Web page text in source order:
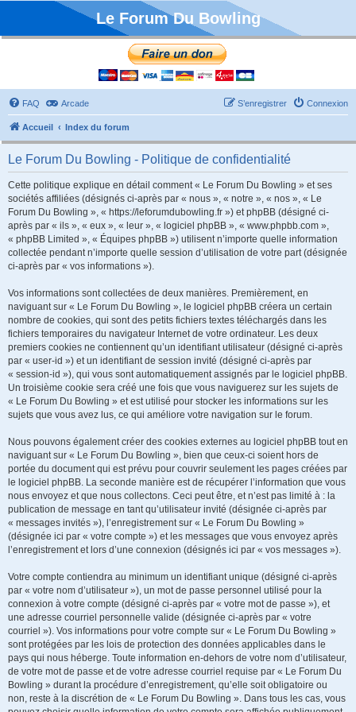
Le Forum Du Bowling
FAQ Arcade Connexion
S’enregistrer
Accueil Index du forum
Le Forum Du Bowling - Politique de confidentialité
Cette politique explique en détail comment « Le Forum Du Bowling » et ses
sociétés affiliées (désignés ci-après par « nous », « notre », « nos », « Le
Forum Du Bowling », « https://leforumdubowling.fr ») et phpBB (désigné ci-
après par « ils », « eux », « leur », « logiciel phpBB », « www.phpbb.com »,
« phpBB Limited », « Équipes phpBB ») utilisent n’importe quelle information
collectée pendant n’importe quelle session d’utilisation de votre part (désignée
ci-après par « vos informations »).
Vos informations sont collectées de deux manières. Premièrement, en
naviguant sur « Le Forum Du Bowling », le logiciel phpBB créera un certain
nombre de cookies, qui sont des petits fichiers textes téléchargés dans les
fichiers temporaires du navigateur Internet de votre ordinateur. Les deux
premiers cookies ne contiennent qu’un identifiant utilisateur (désigné ci-après
par « user-id ») et un identifiant de session invité (désigné ci-après par
« session-id »), qui vous sont automatiquement assignés par le logiciel phpBB.
Un troisième cookie sera créé une fois que vous naviguerez sur les sujets de
« Le Forum Du Bowling » et est utilisé pour stocker les informations sur les
sujets que vous avez lus, ce qui améliore votre navigation sur le forum.
Nous pouvons également créer des cookies externes au logiciel phpBB tout en
naviguant sur « Le Forum Du Bowling », bien que ceux-ci soient hors de
portée du document qui est prévu pour couvrir seulement les pages créées par
le logiciel phpBB. La seconde manière est de récupérer l’information que vous
nous envoyez et que nous collectons. Ceci peut être, et n’est pas limité à : la
publication de message en tant qu’utilisateur invité (désignée ci-après par
« messages invités »), l’enregistrement sur « Le Forum Du Bowling »
(désignée ici par « votre compte ») et les messages que vous envoyez après
l’enregistrement et lors d’une connexion (désignés ici par « vos messages »).
Votre compte contiendra au minimum un identifiant unique (désigné ci-après
par « votre nom d’utilisateur »), un mot de passe personnel utilisé pour la
connexion à votre compte (désigné ci-après par « votre mot de passe »), et
une adresse courriel personnelle valide (désignée ci-après par « votre
courriel »). Vos informations pour votre compte sur « Le Forum Du Bowling »
sont protégées par les lois de protection des données applicables dans le
pays qui nous héberge. Toute information en-dehors de votre nom d’utilisateur,
de votre mot de passe et de votre adresse courriel requise par « Le Forum Du
Bowling » durant la procédure d’enregistrement, qu’elle soit obligatoire ou
non, reste à la discrétion de « Le Forum Du Bowling ». Dans tous les cas, vous